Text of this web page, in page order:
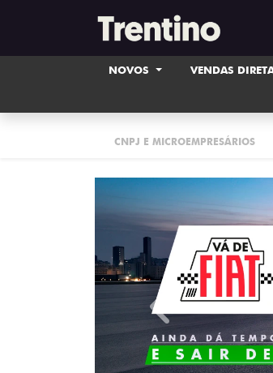
NOVOS VENDAS
CNPJ E MICROEMPRESÁRIOS